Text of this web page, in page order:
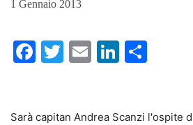
1 Gennaio 2013
Facebook
Twitter
Email
Sarà capitan Andrea Scanzi l'ospite